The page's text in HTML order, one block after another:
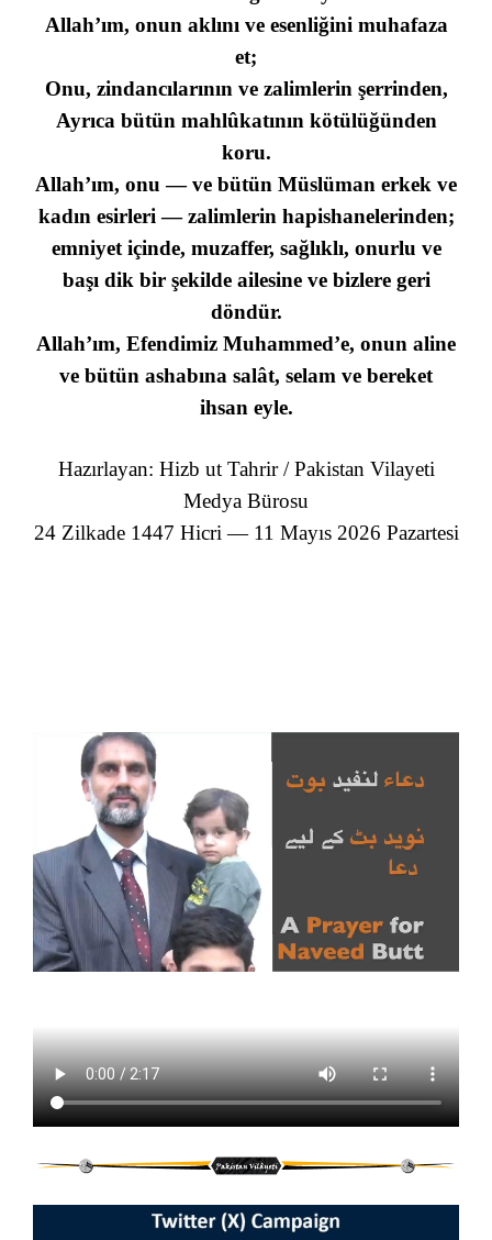
Allah’ım, onun aklını ve esenliğini muhafaza
et;
Onu, zindancılarının ve zalimlerin şerrinden,
Ayrıca bütün mahlûkatının kötülüğünden
koru.
Allah’ım, onu — ve bütün Müslüman erkek ve
kadın esirleri — zalimlerin hapishanelerinden;
emniyet içinde, muzaffer, sağlıklı, onurlu ve
başı dik bir şekilde ailesine ve bizlere geri
döndür.
Allah’ım, Efendimiz Muhammed’e, onun aline
ve bütün ashabına salât, selam ve bereket
ihsan eyle.
Hazırlayan: Hizb ut Tahrir / Pakistan Vilayeti
Medya Bürosu
24 Zilkade 1447 Hicri — 11 Mayıs 2026 Pazartesi